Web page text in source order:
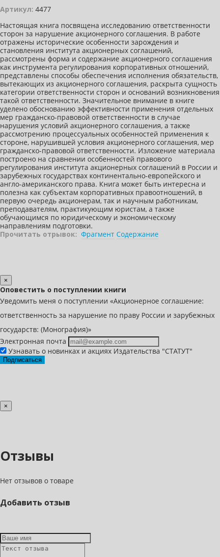
Артикул: 4477
Настоящая книга посвящена исследованию ответственности
сторон за нарушение акционерного соглашения. В работе
отражены исторические особенности зарождения и
становления института акционерных соглашений,
рассмотрены форма и содержание акционерного соглашения
как инструмента регулирования корпоративных отношений,
представлены способы обеспечения исполнения обязательств,
вытекающих из акционерного соглашения, раскрыта сущность
категории ответственности сторон и оснований возникновения
такой ответственности. Значительное внимание в книге
уделено обоснованию эффективности применения отдельных
мер гражданско-правовой ответственности в случае
нарушения условий акционерного соглашения, а также
рассмотрению процессуальных особенностей применения к
стороне, нарушившей условия акционерного соглашения, мер
гражданско-правовой ответственности. Изложение материала
построено на сравнении особенностей правового
регулирования института акционерных соглашений в России и
зарубежных государствах континентально-европейского и
англо-американского права. Книга может быть интересна и
полезна как субъектам корпоративных правоотношений, в
первую очередь акционерам, так и научным работникам,
преподавателям, практикующим юристам, а также
обучающимся по юридическому и экономическому
направлениям подготовки.
Прочитать отрывок: Фрагмент Содержание
×
Оповестить о поступлении книги
Уведомить меня о поступлении «Акционерное соглашение:
ответственность за нарушение по праву России и зарубежных
государств: (Монография)»
Электронная почта
Узнавать о новинках и акциях Издательства "СТАТУТ"
Подписаться
×
Отзывы
Нет отзывов о товаре
Добавить отзыв